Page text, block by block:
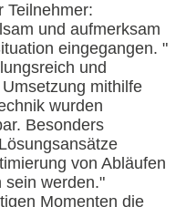
Teilnehmer:
und aufmerksam
eingegangen. "
und
mithilfe
wurden
Besonders
von Abläufen
sein werden."
Momenten die